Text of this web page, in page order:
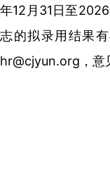
年12月31日至
志的拟录用结果
hr@cjyun.org，意